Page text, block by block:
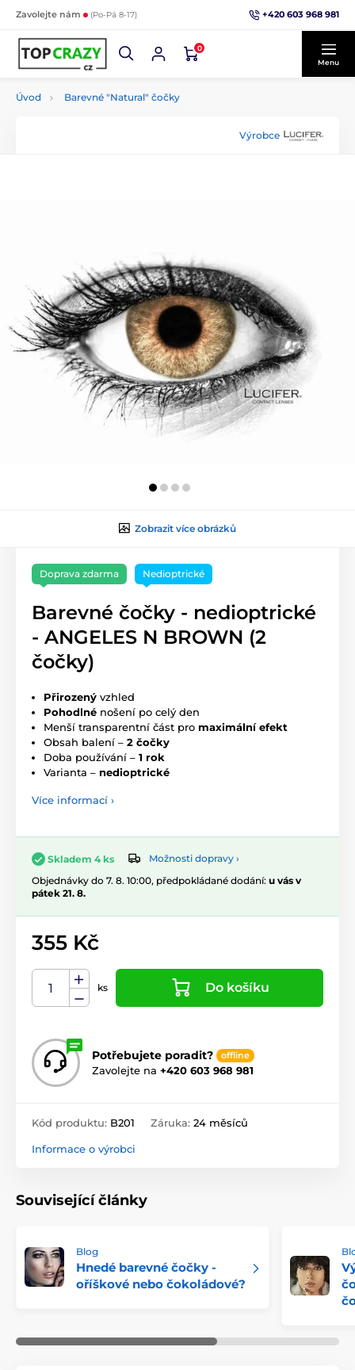
Zavolejte nám (Po-Pá 8-17) +420 603 968 981
0
Menu
Úvod Barevné "Natural" čočky
Výrobce
Zobrazit více obrázků
Doprava zdarma Nedioptrické
Barevné čočky - nedioptrické
- ANGELES N BROWN (2
čočky)
Přirozený vzhled
Pohodlné nošení po celý den
Menší transparentní část pro maximální efekt
Obsah balení – 2 čočky
Doba používání – 1 rok
Varianta – nedioptrické
Více informací ›
Skladem 4 ks
Možnosti dopravy ›
Objednávky do 7. 8. 10:00, předpokládané dodání: u vás v
pátek 21. 8.
355 Kč
ks Do košíku
Potřebujete poradit? offline
Zavolejte na +420 603 968 981
Kód produktu: B201 Záruka: 24 měsíců
Informace o výrobci
Související články
Blog
Hnedé barevné čočky -
oříškové nebo čokoládové?